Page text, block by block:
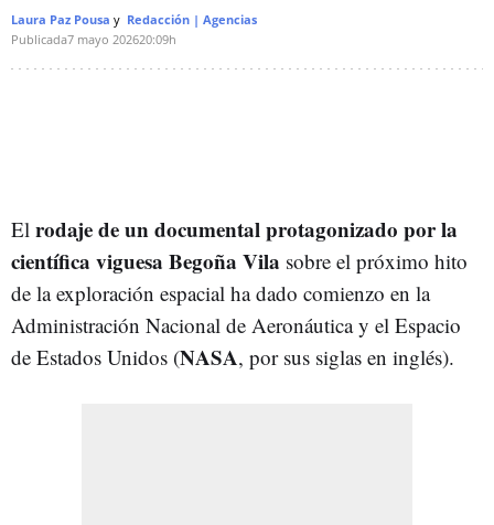
Laura Paz Pousa
Redacción | Agencias
Publicada7 mayo 202620:09h
El rodaje de un documental protagonizado por la
científica viguesa Begoña Vila sobre el próximo hito
de la exploración espacial ha dado comienzo en la
Administración Nacional de Aeronáutica y el Espacio
de Estados Unidos (NASA, por sus siglas en inglés).